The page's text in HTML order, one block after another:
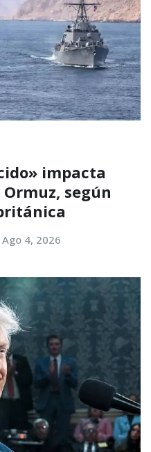
impacta
según
Ago 4, 2026